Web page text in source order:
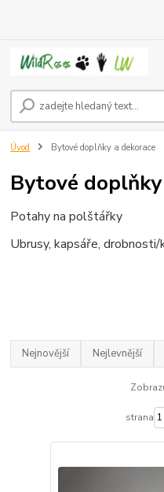
Úvod Bytové doplňky a dekorace
Bytové
Potahy na polštářky
Ubrusy, kapsáře,
Nejnovější Nejlevnější
strana